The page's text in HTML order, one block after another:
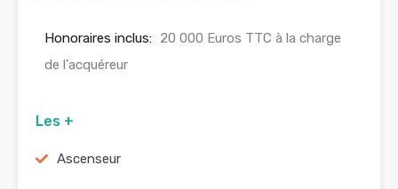
Honoraires inclus: 20 000 Euros TTC à la charge
de l'acquéreur
Les +
Ascenseur